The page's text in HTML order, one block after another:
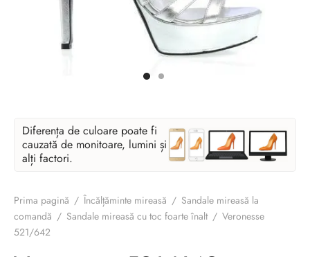
Diferența de culoare poate fi
cauzată de monitoare, lumini și
alți factori.
Prima pagină / Încălțăminte mireasă / Sandale mireasă la
comandă / Sandale mireasă cu toc foarte înalt / Veronesse
521/642